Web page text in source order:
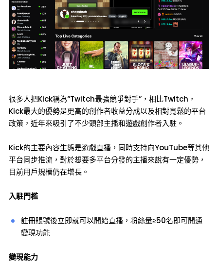
很多人把Kick稱為“Twitch最強競爭對手”，相比Twitch，
Kick最大的優勢是更高的創作者收益分成以及相對寬鬆的平台
政策，近年來吸引了不少頭部主播和遊戲創作者入駐。
Kick的主要內容生態是遊戲直播，同時支持向YouTube等其他
平台同步推流，對於想要多平台分發的主播來說有一定優勢，
目前用戶規模仍在增長。
入駐門檻
註冊賬號後立即就可以開始直播，粉絲量≥50名即可開通
變現功能
變現能力